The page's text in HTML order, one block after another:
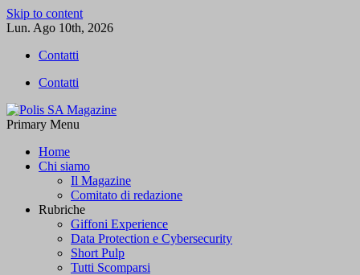
Skip to content
Lun. Ago 10th, 2026
Contatti
Contatti
Primary Menu
Home
Chi siamo
Il Magazine
Comitato di redazione
Rubriche
Giffoni Experience
Data Protection e Cybersecurity
Short Pulp
Tutti Scomparsi